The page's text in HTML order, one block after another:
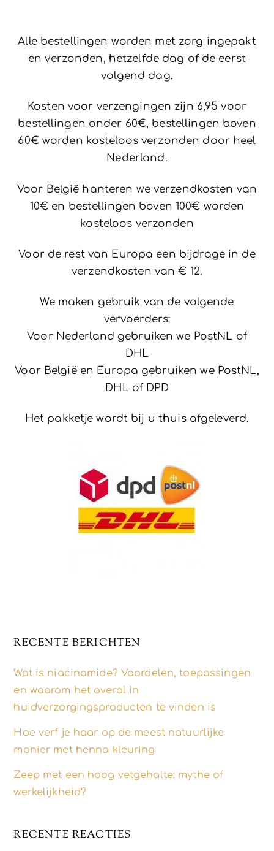
Alle bestellingen worden met zorg ingepakt
en verzonden, hetzelfde dag of de eerst
volgend dag.
Kosten voor verzengingen zijn 6,95 voor
bestellingen onder 60€, bestellingen boven
60€ worden kosteloos verzonden door heel
Nederland.
Voor België hanteren we verzendkosten van
10€ en bestellingen boven 100€ worden
kosteloos verzonden
Voor de rest van Europa een bijdrage in de
verzendkosten van € 12.
We maken gebruik van de volgende
vervoerders:
Voor Nederland gebruiken we PostNL of
DHL
Voor België en Europa gebruiken we PostNL,
DHL of DPD
Het pakketje wordt bij u thuis afgeleverd.
RECENTE BERICHTEN
Wat is niacinamide? Voordelen, toepassingen
en waarom het overal in
huidverzorgingsproducten te vinden is
Hoe verf je haar op de meest natuurlijke
manier met henna kleuring
Zeep met een hoog vetgehalte: mythe of
werkelijkheid?
RECENTE REACTIES